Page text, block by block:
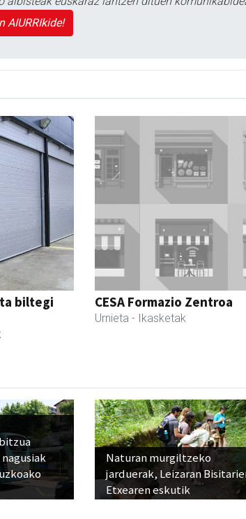
AIURRIkide!
biltegi
CESA Formazio Zentroa
Urnieta - Ikasketak
Naturan murgiltzeko
jarduerak, Leizaran
Etxearen eskutik